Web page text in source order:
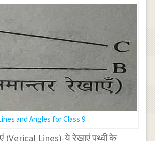
and Angles for Class 9
(Verical Lines)-ये रेखाएं पृथ्वी के